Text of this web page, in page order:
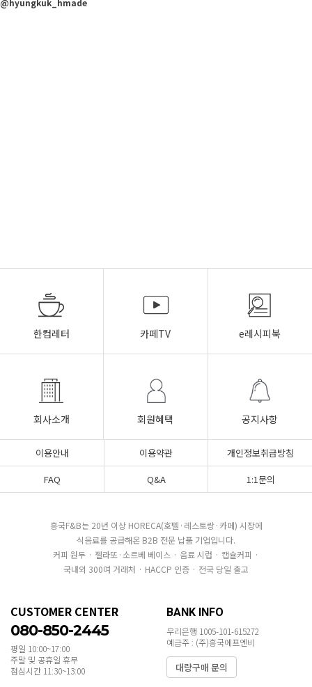
한컵레터 카페TV e레시피북
회사소개 회원혜택 공지사항
이용안내 이용약관
개인정보취급방침
FAQ
Q&A 1:1문의
흥국F&B는 20년 이상 HORECA(호텔·레스토랑·카페) 시장에
식음료를 공급해온 B2B 전문 납품 기업입니다.
커피 원두 · 젤라또·소르베 베이스 · 음료 시럽 · 캡슐커피 ·
국내외 300여 거래처 · HACCP 인증 · 전국 당일 출고
CUSTOMER CENTER
080-850-2445
평일 10:00~17:00
주말 및 공휴일 휴무
점심시간 11:30~13:00
BANK INFO
우리은행 1005-101-615272
예금주 : (주)흥국에프엔비
대량구매 문의